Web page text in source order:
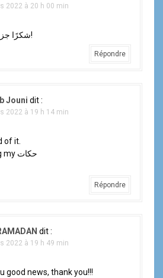
2022 à 20 h 00 min
شكرًا جزيلاً، يسرّني أنّه أعجبك!
Répondre
Jouni dit :
2022 à 19 h 14 min
of it.
Currently analyzing my حكات
Répondre
dit :
2022 à 19 h 49 min
good news, thank you!!!